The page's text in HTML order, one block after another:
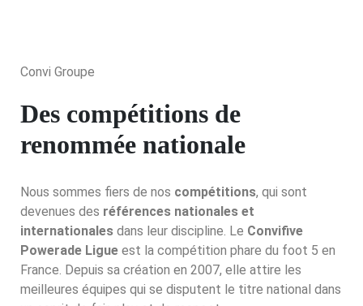
Convi Groupe
Des compétitions de
renommée nationale​
Nous sommes fiers de nos compétitions, qui sont
devenues des références nationales et
internationales dans leur discipline. Le Convifive
Powerade Ligue est la compétition phare du foot 5 en
France. Depuis sa création en 2007, elle attire les
meilleures équipes qui se disputent le titre national dans